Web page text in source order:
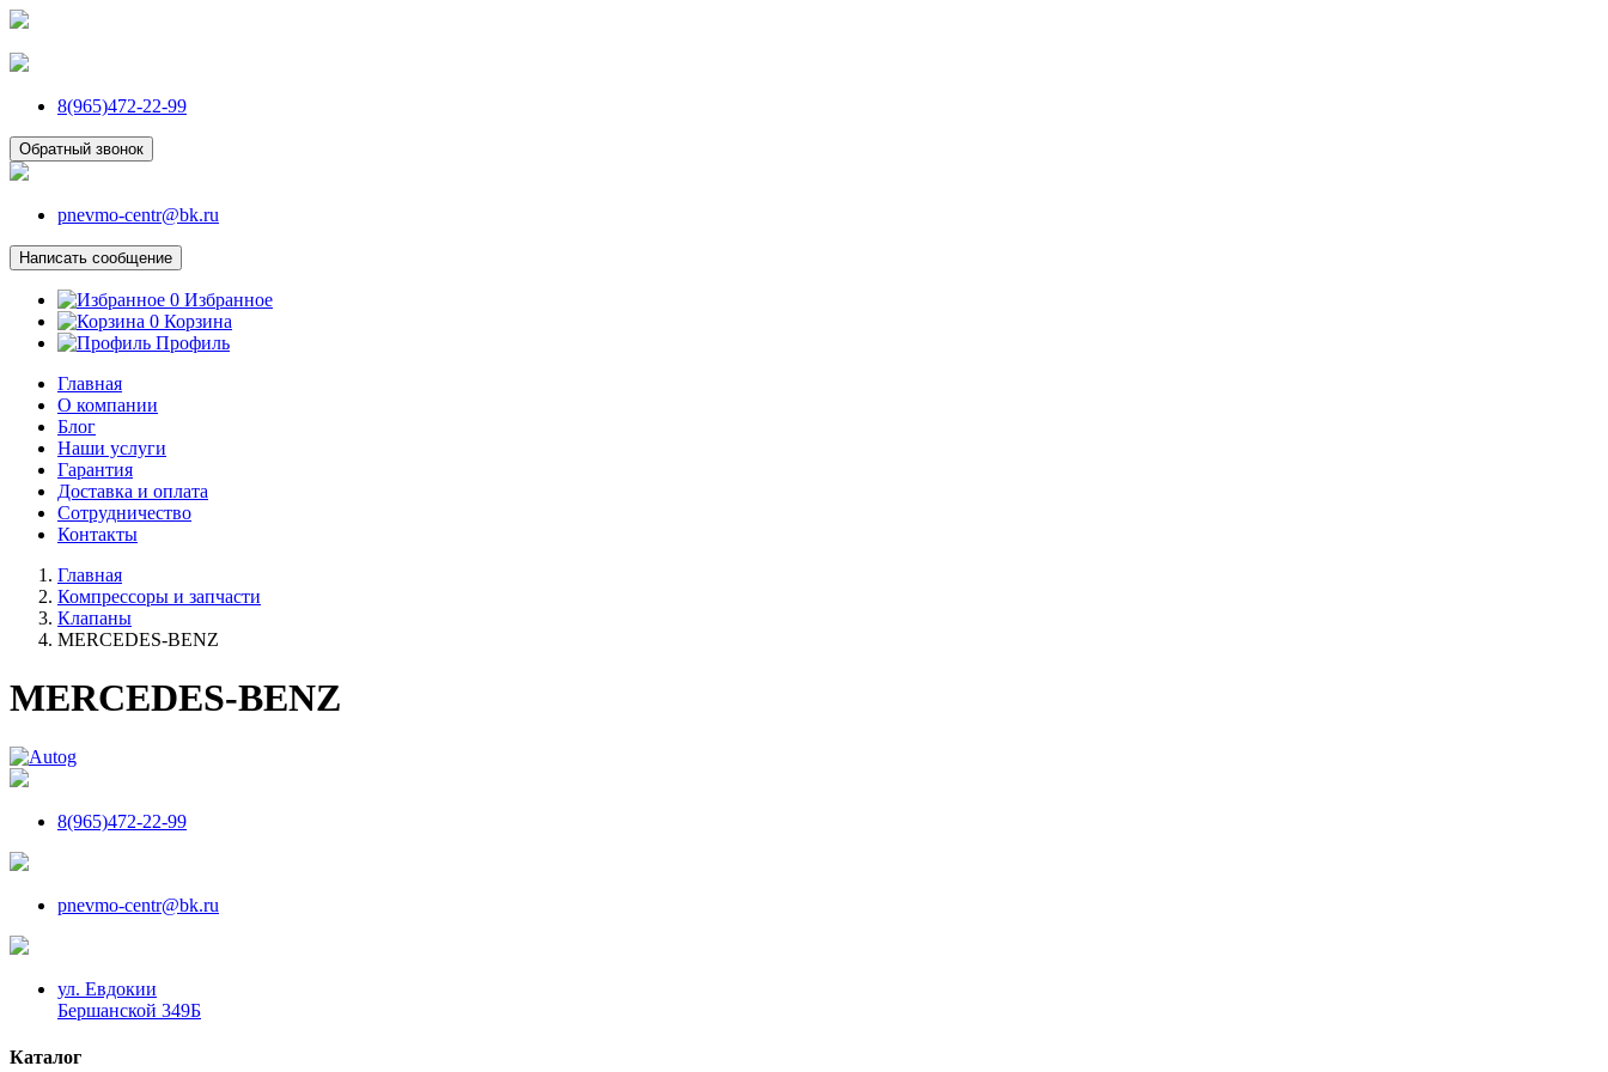
8(965)472-22-99
Обратный звонок
pnevmo-centr@bk.ru
Написать сообщение
0 Избранное
0 Корзина
Профиль
Главная
О компании
Блог
Наши услуги
Гарантия
Доставка и оплата
Сотрудничество
Контакты
Главная
Компрессоры и запчасти
Клапаны
MERCEDES-BENZ
MERCEDES-BENZ
8(965)472-22-99
pnevmo-centr@bk.ru
ул. Евдокии
Бершанской 349Б
Каталог